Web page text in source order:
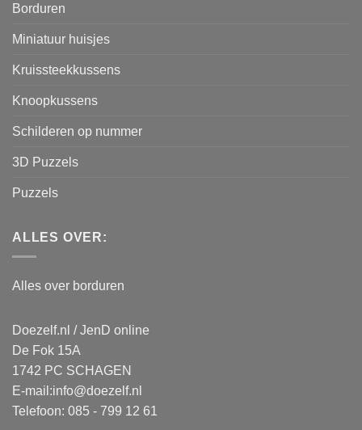
Borduren
Miniatuur huisjes
Kruissteekkussens
Knoopkussens
Schilderen op nummer
3D Puzzels
Puzzels
ALLES OVER:
Alles over borduren
Doezelf.nl / JenD online
De Fok 15A
1742 PC SCHAGEN
E-mail:info@doezelf.nl
Telefoon: 085 - 799 12 61